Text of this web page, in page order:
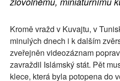
Kromě vražd v Kuvajtu, v
minulých dnech i k dalším
zveřejněn videozáznam
zavraždil Islámský stát. Pět
klece, která byla potopena do